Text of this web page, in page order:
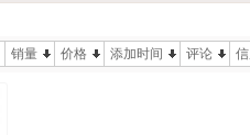
销量 价格 添加时间 评论